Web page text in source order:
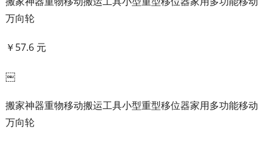
万向轮
￥57.6 元
￼
搬家神器重物移动搬运工具小型重型移位器家用多功能移动
万向轮